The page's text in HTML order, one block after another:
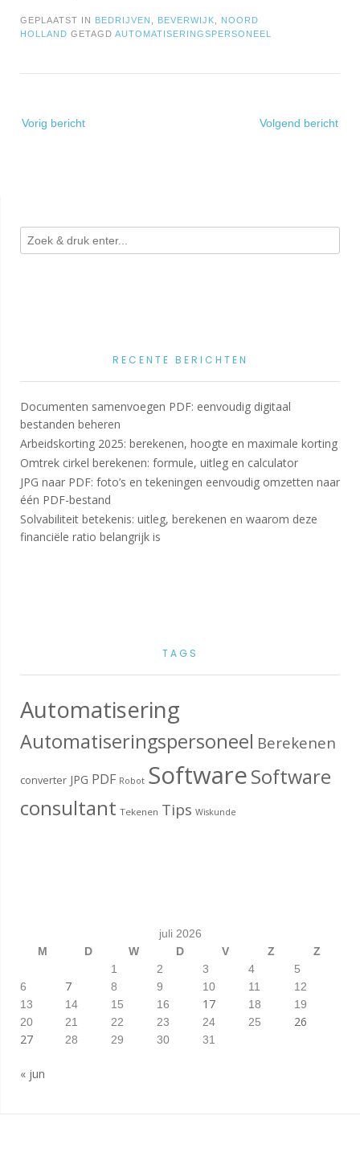
GEPLAATST IN BEDRIJVEN BEVERWIJK
NOORD
HOLLAND GETAGD AUTOMATISERINGSPERSONEEL
navigatie
Vorig bericht Volgend bericht
RECENTE BERICHTEN
Documenten samenvoegen PDF: eenvoudig digitaal
bestanden beheren
Arbeidskorting 2025: berekenen, hoogte en maximale korting
Omtrek cirkel berekenen: formule, uitleg en calculator
JPG naar PDF: foto’s en tekeningen eenvoudig omzetten naar
één PDF-bestand
Solvabiliteit betekenis: uitleg, berekenen en waarom deze
financiële ratio belangrijk is
TAGS
Automatisering
Automatiseringspersoneel Berekenen
converter JPG PDF Robot SoftwareSoftware
consultant Tekenen Tips Wiskunde
juli 2026
M
D W D V Z
Z
1
2 3 4
5
6
7 8 9 10 11
12
13
14 15 16 17 18
19
20
21 22 23 24 25
26
27
28 29 30 31
« jun